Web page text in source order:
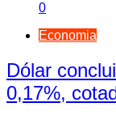
0
Economia
Dólar
0,17%,